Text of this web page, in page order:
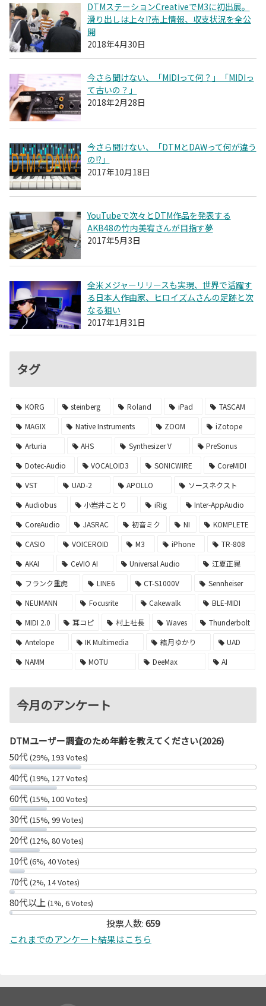
DTMステーションCreativeでM3に初出展。
滑り出しは上々!?売上情報、収支状況を全公
開
2018年4月30日
今さら聞けない、「MIDIって何？」「MIDIっ
て古いの？」
2018年2月28日
今さら聞けない、「DTMとDAWって何が違う
の!?」
2017年10月18日
YouTubeで次々とDTM作品を発表する
AKB48の竹内美宥さんが目指す夢
2017年5月3日
全米メジャーリリースも実現、世界で活躍す
る日本人作曲家、ヒロイズムさんの足跡と次
なる狙い
2017年1月31日
タグ
KORG steinberg Roland iPad
TASCAM
MAGIX
Native Instruments ZOOM
iZotope
Arturia
AHS Synthesizer V
PreSonus
Dotec-Audio
VOCALOID3 SONICWIRE
CoreMIDI
VST
UAD-2 APOLLO
ソースネクスト
Audiobus
小岩井ことり iRig
Inter-AppAudio
CoreAudio
JASRAC 初音ミク NI
KOMPLETE
CASIO
VOICEROID M3 iPhone
TR-808
AKAI
CeVIO AI Universal Audio
江夏正晃
フランク重虎
LINE6 CT-S1000V
Sennheiser
NEUMANN
Focusrite Cakewalk
BLE-MIDI
MIDI 2.0
耳コピ 村上社長 Waves
Thunderbolt
Antelope
IK Multimedia 結月ゆかり
UAD
NAMM
MOTU DeeMax AI
今月のアンケート
DTMユーザー調査のため年齢を教えてください(2026)
50代(29%, 193 Votes)
40代(19%, 127 Votes)
60代(15%, 100 Votes)
30代(15%, 99 Votes)
20代(12%, 80 Votes)
10代(6%, 40 Votes)
70代(2%, 14 Votes)
80代以上 (1%, 6 Votes)
投票人数:659
これまでのアンケート結果はこちら